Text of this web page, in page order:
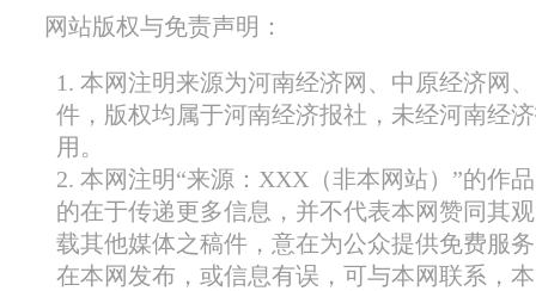
网站版权与免责声明：
1. 本网注明来源为河南经济网、中原经济网
件，版权均属于河南经济报社，未经河南经
用。
2. 本网注明“来源：XXX（非本网站）”的作
的在于传递更多信息，并不代表本网赞同其
载其他媒体之稿件，意在为公众提供免费服
在本网发布，或信息有误，可与本网联系，